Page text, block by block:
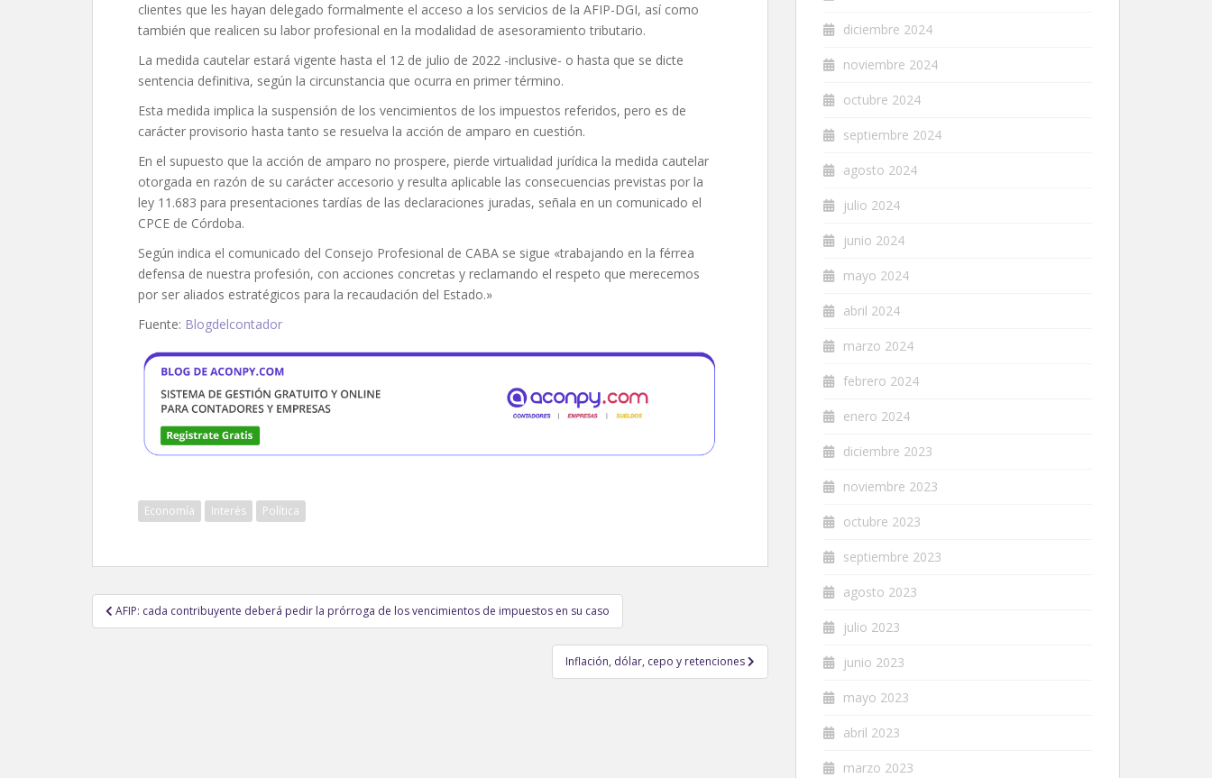
clientes que les hayan delegado formalmente el acceso a los servicios de la AFIP-DGI, así como
también que realicen su labor profesional en la modalidad de asesoramiento tributario.
La medida cautelar estará vigente hasta el 12 de julio de 2022 -inclusive- o hasta que se dicte
sentencia definitiva, según la circunstancia que ocurra en primer término.
Esta medida implica la suspensión de los vencimientos de los impuestos referidos, pero es de
carácter provisorio hasta tanto se resuelva la acción de amparo en cuestión.
En el supuesto que la acción de amparo no prospere, pierde virtualidad jurídica la medida cautelar
otorgada en razón de su carácter accesorio y resulta aplicable las consecuencias previstas por la
ley 11.683 para presentaciones tardías de las declaraciones juradas, señala en un comunicado el
CPCE de Córdoba.
Según indica el comunicado del Consejo Profesional de CABA se sigue «trabajando en la férrea
defensa de nuestra profesión, con acciones concretas y reclamando el respeto que merecemos
por ser aliados estratégicos para la recaudación del Estado.»
Fuente: Blogdelcontador
Economía Interés Política
Navegación
de
AFIP: cada contribuyente deberá pedir la prórroga de los vencimientos de impuestos en su caso
Inflación, dólar, cepo y retenciones
diciembre 2024
noviembre 2024
octubre 2024
septiembre 2024
agosto 2024
julio 2024
junio 2024
mayo 2024
abril 2024
marzo 2024
febrero 2024
enero 2024
diciembre 2023
noviembre 2023
octubre 2023
septiembre 2023
agosto 2023
julio 2023
junio 2023
mayo 2023
abril 2023
marzo 2023